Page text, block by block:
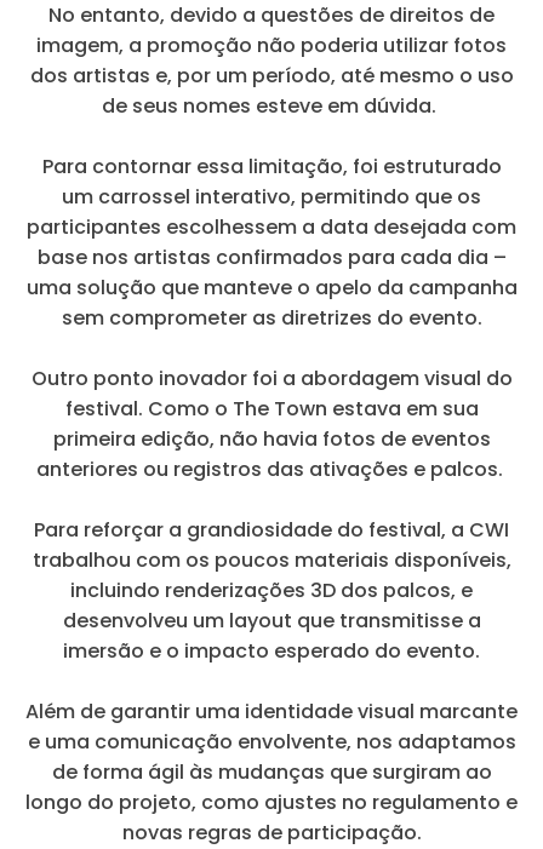
No entanto, devido a questões de direitos de
imagem, a promoção não poderia utilizar fotos
dos artistas e, por um período, até mesmo o uso
de seus nomes esteve em dúvida.
Para contornar essa limitação, foi estruturado
um carrossel interativo, permitindo que os
participantes escolhessem a data desejada com
base nos artistas confirmados para cada dia –
uma solução que manteve o apelo da campanha
sem comprometer as diretrizes do evento.
Outro ponto inovador foi a abordagem visual do
festival. Como o The Town estava em sua
primeira edição, não havia fotos de eventos
anteriores ou registros das ativações e palcos.
Para reforçar a grandiosidade do festival, a CWI
trabalhou com os poucos materiais disponíveis,
incluindo renderizações 3D dos palcos, e
desenvolveu um layout que transmitisse a
imersão e o impacto esperado do evento.
Além de garantir uma identidade visual marcante
e uma comunicação envolvente, nos adaptamos
de forma ágil às mudanças que surgiram ao
longo do projeto, como ajustes no regulamento e
novas regras de participação.